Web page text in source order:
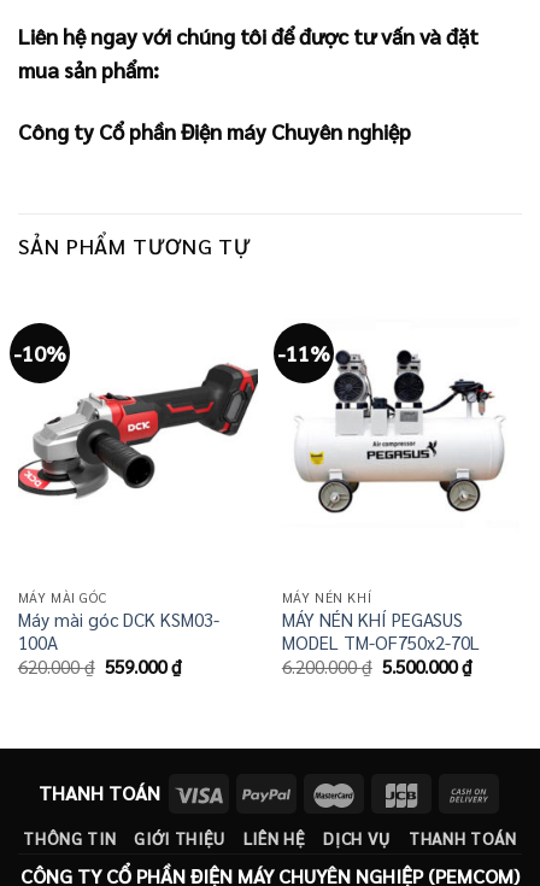
Liên hệ ngay với chúng tôi để được tư vấn và đặt
mua sản phẩm:
Công ty Cổ phần Điện máy Chuyên nghiệp
SẢN PHẨM TƯƠNG TỰ
-10%
MÁY MÀI GÓC
Máy mài góc DCK KSM03-
100A
620.000₫ Giá
559.000₫Giá
-11%
MÁY NÉN KHÍ
MÁY NÉN KHÍ PEGASUS
MODEL TM-OF750x2-70L
6.200.000₫ Giá
5.500.000₫Giá
THANH TOÁN
THÔNG TIN GIỚI THIỆU LIÊN HỆ DỊCH VỤ THANH TOÁN
CÔNG TY CỔ PHẦN ĐIỆN MÁY CHUYÊN NGHIỆP (PEMCOM)